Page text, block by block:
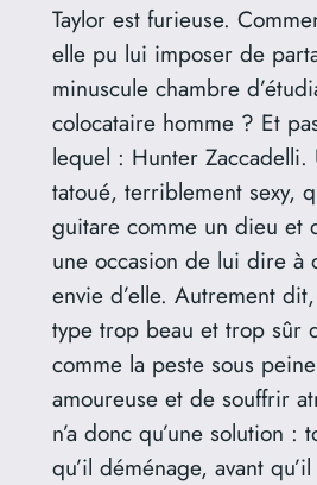
Taylor est furieuse.
elle pu lui imposer de
minuscule chambre
colocataire homme ? Et
lequel : Hunter Zaccadelli.
tatoué, terriblement sexy,
guitare comme un dieu et
une occasion de lui dire à
envie d’elle. Autrement
type trop beau et trop sûr
comme la peste sous
amoureuse et de souffrir
n’a donc qu’une solution :
qu’il déménage, avant